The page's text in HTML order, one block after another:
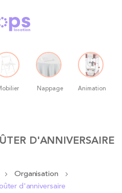
Nappage Animation
D'ANNIVERSAIRE
Organisation
d'anniversaire